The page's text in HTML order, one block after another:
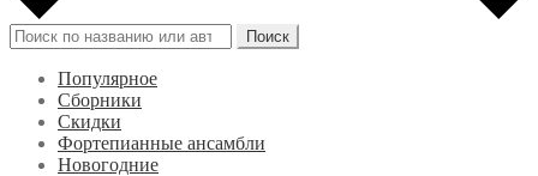
Искать: Поиск
Популярное
Сборники
Скидки
Фортепианные ансамбли
Новогодние